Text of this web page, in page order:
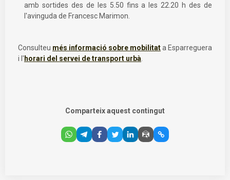
amb sortides des de les 5.50 fins a les 22.20 h des de
l'avinguda de Francesc Marimon.
Consulteu més informació sobre mobilitata Esparreguera
i l' horari del servei de transport urbà
Comparteix aquest contingut